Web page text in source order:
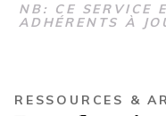
NB: CE SERVICE
ADHÉRENTS À
RESSOURCES &